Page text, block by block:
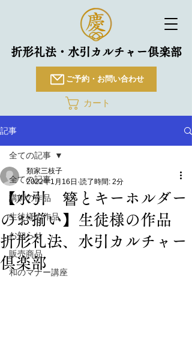
折形礼法・水引カルチャー倶楽部
ご予約・お問い合わせ
カート
記事
全ての記事
講師の作品
生徒様の作品
お知らせ
販売商品
和のマナー講座
全ての記事
【水引 簪とキーホルダー
のお揃い】生徒様の作品
折形礼法、水引カルチャー
倶楽部
類家三枝子
2022年1月16日 読了時間: 2分